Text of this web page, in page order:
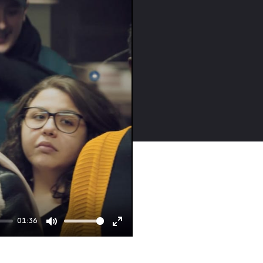
01:36
Mute
Enter